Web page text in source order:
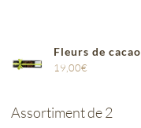
Fleurs de cacao
19,00€
Assortiment de 2